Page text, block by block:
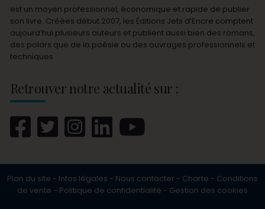
est un moyen professionnel, économique et rapide de publier
son livre. Créées début 2007, les Éditions Jets d’Encre comptent
aujourd’hui plusieurs auteurs et publient aussi bien des romans,
des polars que de la poésie ou des ouvrages professionnels et
techniques.
Retrouver notre actualité sur :
Plan du site - Infos légales - Nous contacter - Charte - Conditions
de vente - Politique de confidentialité - Gestion des cookies